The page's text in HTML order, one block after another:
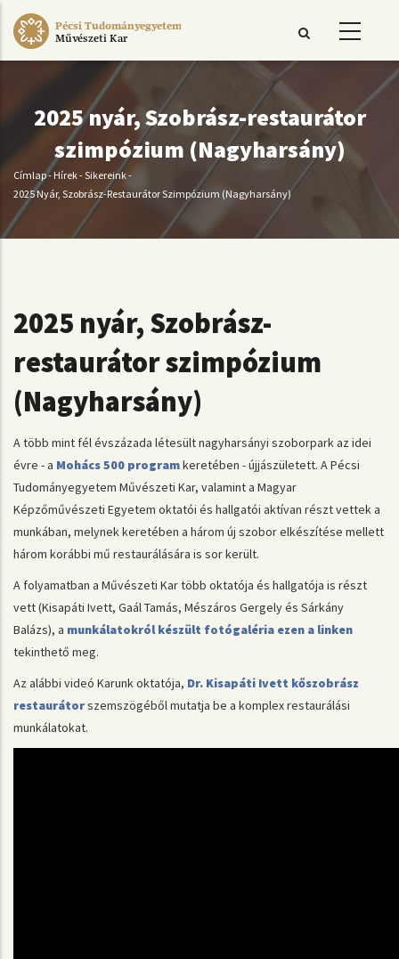
Ugrás
Pécsi Tudományegyetem
Művészeti Kar
2025 nyár, Szobrász-restaurátor
szimpózium (Nagyharsány)
Morzsa
Címlap-Hírek-Sikereink-
2025 Nyár, Szobrász-Restaurátor Szimpózium (Nagyharsány)
2025 nyár, Szobrász-
restaurátor szimpózium
(Nagyharsány)
A több mint fél évszázada létesült nagyharsányi szoborpark az idei
évre - a Mohács 500 programkeretében - újjászületett. A Pécsi
Tudományegyetem Művészeti Kar, valamint a Magyar
Képzőművészeti Egyetem oktatói és hallgatói aktívan részt vettek a
munkában, melynek keretében a három új szobor elkészítése mellett
három korábbi mű restaurálására is sor került.
A folyamatban a Művészeti Kar több oktatója és hallgatója is részt
vett (Kisapáti Ivett, Gaál Tamás, Mészáros Gergely és Sárkány
Balázs), a munkálatokról készült fotógaléria ezen a linken
tekinthető meg.
Az alábbi videó Karunk oktatója, Dr. Kisapáti Ivett kőszobrász
restaurátorszemszögéből mutatja be a komplex restaurálási
munkálatokat.